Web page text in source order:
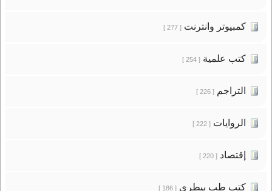
كمبيوتر وانترنت[ 277 ]
كتب علمية[ 254 ]
التراجم[ 226 ]
الروايات[ 222 ]
إقتصاد[ 220 ]
كتب طب بيطرى[ 186 ]